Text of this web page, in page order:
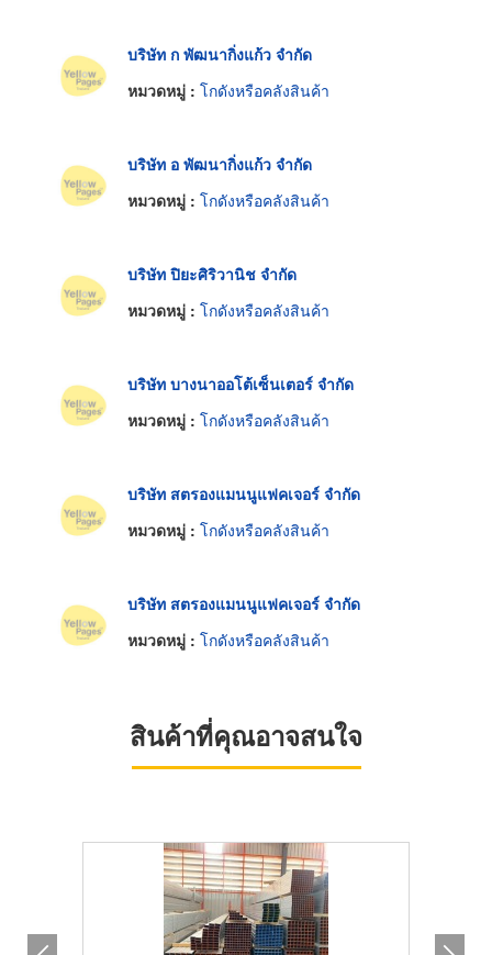
บริษัท ก พัฒนากิ่งแก้ว จำกัด
หมวดหมู่ : โกดังหรือคลังสินค้า
บริษัท อ พัฒนากิ่งแก้ว จำกัด
หมวดหมู่ : โกดังหรือคลังสินค้า
บริษัท ปิยะศิริวานิช จำกัด
หมวดหมู่ : โกดังหรือคลังสินค้า
บริษัท บางนาออโต้เซ็นเตอร์ จำกัด
หมวดหมู่ : โกดังหรือคลังสินค้า
บริษัท สตรองแมนนูแฟคเจอร์ จำกัด
หมวดหมู่ : โกดังหรือคลังสินค้า
บริษัท สตรองแมนนูแฟคเจอร์ จำกัด
หมวดหมู่ : โกดังหรือคลังสินค้า
สินค้าที่คุณอาจสนใจ